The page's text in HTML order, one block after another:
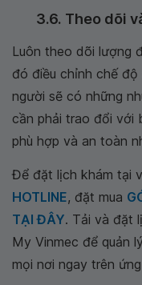
3.6. Theo dõi
Luôn theo dõi lượng
đó điều chỉnh chế
người sẽ có những
cần phải trao đổi với
phù hợp và an toàn
Để đặt lịch khám tại
HOTLINE, đặt mua
TẠI ĐÂY. Tải và đặt
My Vinmec để quản
mọi nơi ngay trên